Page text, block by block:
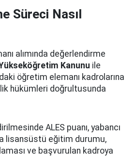
Süreci Nasıl
alımında değerlendirme
Kanunu ile
öğretim elemanı kadrolarına
hükümleri doğrultusunda
ALES puanı, yabancı
lisansüstü eğitim durumu,
ve başvurulan kadroya